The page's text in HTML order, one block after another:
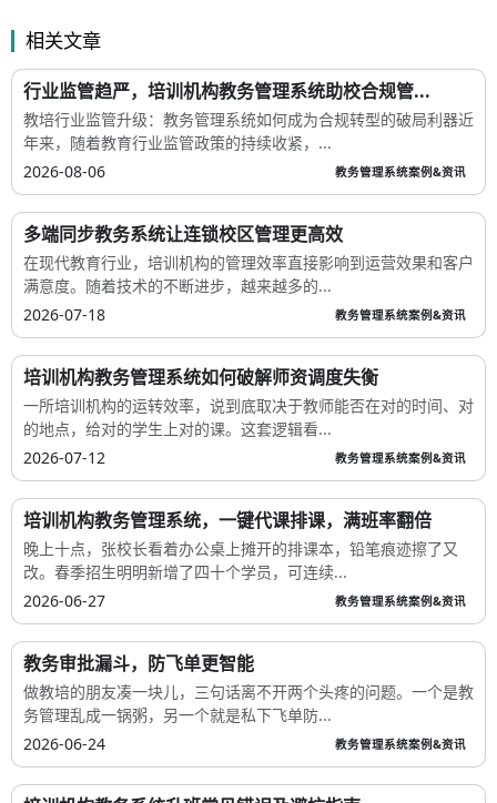
相关文章
行业监管趋严，培训机构教务管理系统助校合规管...
教培行业监管升级：教务管理系统如何成为合规转型的破局利器近
年来，随着教育行业监管政策的持续收紧，...
2026-08-06
教务管理系统案例&资讯
多端同步教务系统让连锁校区管理更高效
在现代教育行业，培训机构的管理效率直接影响到运营效果和客户
满意度。随着技术的不断进步，越来越多的...
2026-07-18
教务管理系统案例&资讯
培训机构教务管理系统如何破解师资调度失衡
一所培训机构的运转效率，说到底取决于教师能否在对的时间、对
的地点，给对的学生上对的课。这套逻辑看...
2026-07-12
教务管理系统案例&资讯
培训机构教务管理系统，一键代课排课，满班率翻倍
晚上十点，张校长看着办公桌上摊开的排课本，铅笔痕迹擦了又
改。春季招生明明新增了四十个学员，可连续...
2026-06-27
教务管理系统案例&资讯
教务审批漏斗，防飞单更智能
做教培的朋友凑一块儿，三句话离不开两个头疼的问题。一个是教
务管理乱成一锅粥，另一个就是私下飞单防...
2026-06-24
教务管理系统案例&资讯